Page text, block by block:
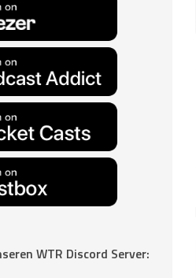
WTR Discord Server: